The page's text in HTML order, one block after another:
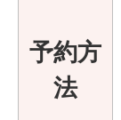
予約方
法